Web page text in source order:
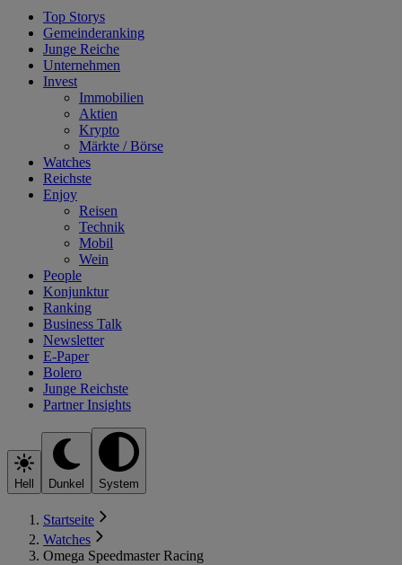
Top Storys
Gemeinderanking
Junge Reiche
Unternehmen
Invest
Immobilien
Aktien
Krypto
Märkte / Börse
Watches
Reichste
Enjoy
Reisen
Technik
Mobil
Wein
People
Konjunktur
Ranking
Business Talk
Newsletter
E-Paper
Bolero
Junge Reichste
Partner Insights
Hell Dunkel System
Startseite
Watches
Omega Speedmaster Racing